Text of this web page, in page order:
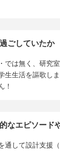
ごしていたか
では無く、研究
生生活を謳歌し
！
なエピソード
通して設計支援